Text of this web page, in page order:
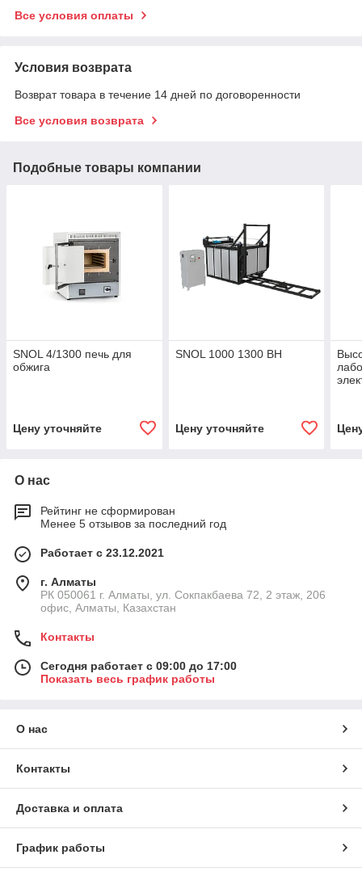
Все условия оплаты
Условия возврата
Возврат товара в течение 14 дней по договоренности
Все условия возврата
Подобные товары компании
SNOL 4/1300 печь для
обжига
Цену уточняйте
SNOL 1000 1300 BH
Цену уточняйте
О нас
Рейтинг не сформирован
Менее 5 отзывов за последний год
Работает с 23.12.2021
г. Алматы
РК 050061 г. Алматы, ул. Сокпакбаева 72, 2 этаж, 206
офис, Алматы, Казахстан
Контакты
Сегодня работает с 09:00 до 17:00
Показать весь график работы
О нас
Контакты
Доставка и оплата
График работы